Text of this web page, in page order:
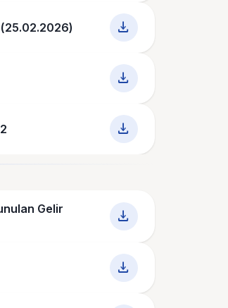
(25.02.2026) download
download
download
Gelir
download
download